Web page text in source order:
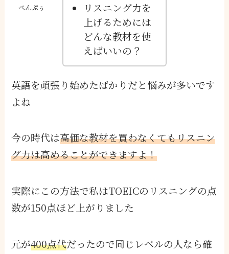
ぺんぷぅ
リスニング力を
上げるためには
どんな教材を使
えばいいの？
英語を頑張り始めたばかりだと悩みが多いです
よね
今の時代は高価な教材を買わなくてもリスニン
グ力は高めることができますよ！
実際にこの方法で私はTOEICのリスニングの点
数が150点ほど上がりました
元が400点代だったので同じレベルの人なら確